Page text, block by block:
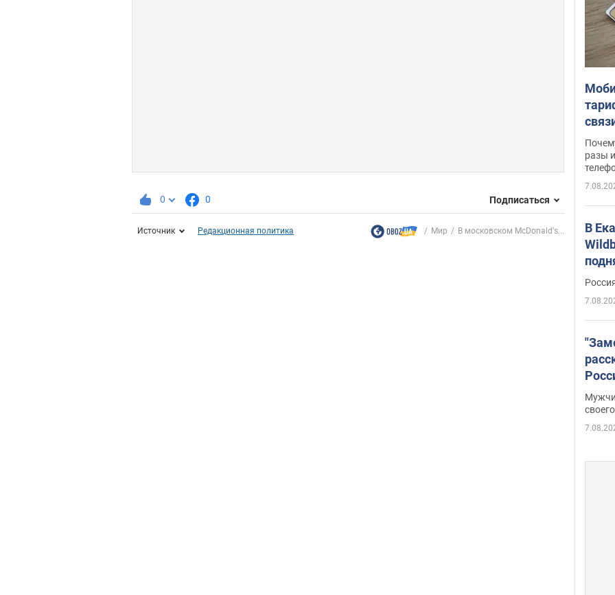
0 0 Подписаться
Источник Редакционная политика Мир В московском McDonald's...
разы
В
Фото